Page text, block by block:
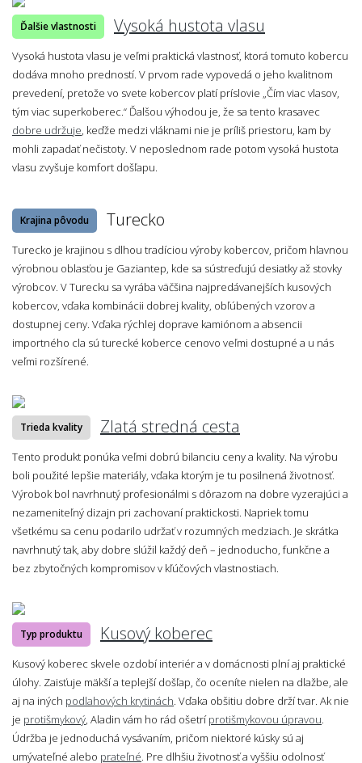
Ďalšie vlastnosti Vysoká hustota vlasu
Vysoká hustota vlasu je veľmi praktická vlastnosť, ktorá tomuto kobercu
dodáva mnoho predností. V prvom rade vypovedá o jeho kvalitnom
prevedení, pretože vo svete kobercov platí príslovie „Čím viac vlasov,
tým viac superkoberec.“ Ďalšou výhodou je, že sa tento krasavec
dobre udržuje , keďže medzi vláknami nie je príliš priestoru, kam by
mohli zapadať nečistoty. V neposlednom rade potom vysoká hustota
vlasu zvyšuje komfort došľapu.
Krajina pôvodu Turecko
Turecko je krajinou s dlhou tradíciou výroby kobercov, pričom hlavnou
výrobnou oblasťou je Gaziantep, kde sa sústreďujú desiatky až stovky
výrobcov. V Turecku sa vyrába väčšina najpredávanejších kusových
kobercov, vďaka kombinácii dobrej kvality, obľúbených vzorov a
dostupnej ceny. Vďaka rýchlej doprave kamiónom a absencii
importného cla sú turecké koberce cenovo veľmi dostupné a u nás
veľmi rozšírené.
Trieda kvality Zlatá stredná cesta
Tento produkt ponúka veľmi dobrú bilanciu ceny a kvality. Na výrobu
boli použité lepšie materiály, vďaka ktorým je tu posilnená životnosť.
Výrobok bol navrhnutý profesionálmi s dôrazom na dobre vyzerajúci a
nezameniteľný dizajn pri zachovaní praktickosti. Napriek tomu
všetkému sa cenu podarilo udržať v rozumných medziach. Je skrátka
navrhnutý tak, aby dobre slúžil každý deň – jednoducho, funkčne a
bez zbytočných kompromisov v kľúčových vlastnostiach.
Typ produktu Kusový koberec
Kusový koberec skvele ozdobí interiér a v domácnosti plní aj praktické
úlohy. Zaisťuje mäkší a teplejší došľap, čo oceníte nielen na dlažbe, ale
aj na iných podlahových krytinách . Vďaka obšitiu dobre drží tvar. Ak nie
je protišmykový , Aladin vám ho rád ošetríprotišmykovou úpravou
Údržba je jednoduchá vysávaním, pričom niektoré kúsky sú aj
umývateľné alebo prateľné . Pre dlhšiu životnosť a vyššiu odolnosť